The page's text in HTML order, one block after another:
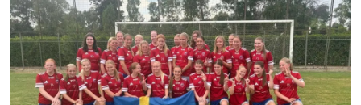
lantmäteriet, vilket innebär att föreningens
rättigheter består även om markägaren
säljer fastigheten.